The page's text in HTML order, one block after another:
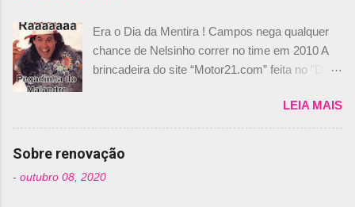
Era o Dia da Mentira ! Campos nega qualquer
chance de Nelsinho correr no time em 2010 A
brincadeira do site “Motor21.com” feita no "Día
de abril –, afirmando que Nelson Piquet havia
comprado 15% das ações da Campos, dando,
com isso, um lugar no time a Nelsinho Piquet,
foi esclarecida de uma vez por todas por
Daniele Audetto, diretor da escuderia. O
LEIA MAIS
Sobre renovação
- outubro 08, 2020